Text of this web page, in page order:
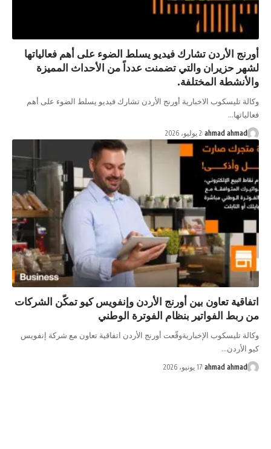
أورنج الأردن تشارك فيديو يسلط الضوء على أهم فعالياتها
لشهر حزيران والتي تضمنت عدداً من الأحداث المميزة
والأنشطة المختلفة.
وكالة تليسكوب الاخبارية أورنج الأردن تشارك فيديو يسلط الضوء على أهم
فعالياتها…
ahmad ahmad 2 يوليو، 2026
اتفاقية تعاون بين أورنج الأردن وإنفويس كيو تمكّن الشركات
من ربط الفواتير بنظام الفوترة الوطني
وكالة تليسكوب الإخباريةوقّعت أورنج الأردن اتفاقية تعاون مع شركة إنفويس
كيو الأردن…
ahmad ahmad 17 يونيو، 2026